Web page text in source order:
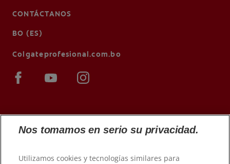
CONTÁCTANOS
BO (ES)
Colgateprofesional.com.bo
Nos tomamos en serio su privacidad.
Utilizamos cookies y tecnologías similares para